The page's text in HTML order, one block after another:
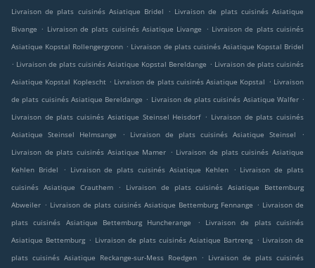
Livraison de plats cuisinés Asiatique Bridel
. Livraison de plats cuisinés Asiatique
Bivange . Livraison de plats cuisinés Asiatique Livange . Livraison de plats cuisinés
Asiatique Kopstal Rollengergronn . Livraison de plats cuisinés Asiatique Kopstal Bridel
. Livraison de plats cuisinés Asiatique Kopstal Bereldange . Livraison de plats cuisinés
Asiatique Kopstal Koplescht . Livraison de plats cuisinés Asiatique Kopstal . Livraison
de plats cuisinés Asiatique Bereldange . Livraison de plats cuisinés Asiatique Walfer .
Livraison de plats cuisinés Asiatique Steinsel Heisdorf . Livraison de plats cuisinés
Asiatique Steinsel Helmsange
. Livraison de plats cuisinés Asiatique Steinsel
.
Livraison de plats cuisinés Asiatique Mamer . Livraison de plats cuisinés Asiatique
Kehlen Bridel
. Livraison de plats cuisinés Asiatique Kehlen . Livraison de plats
cuisinés Asiatique Crauthem
.
Livraison de plats cuisinés Asiatique Bettemburg
Abweiler . Livraison de plats cuisinés Asiatique Bettemburg Fennange . Livraison de
plats cuisinés Asiatique Bettemburg Huncherange
.
Livraison de plats cuisinés
Asiatique Bettemburg . Livraison de plats cuisinés Asiatique Bartreng . Livraison de
plats cuisinés Asiatique Reckange-sur-Mess Roedgen
. Livraison de plats cuisinés